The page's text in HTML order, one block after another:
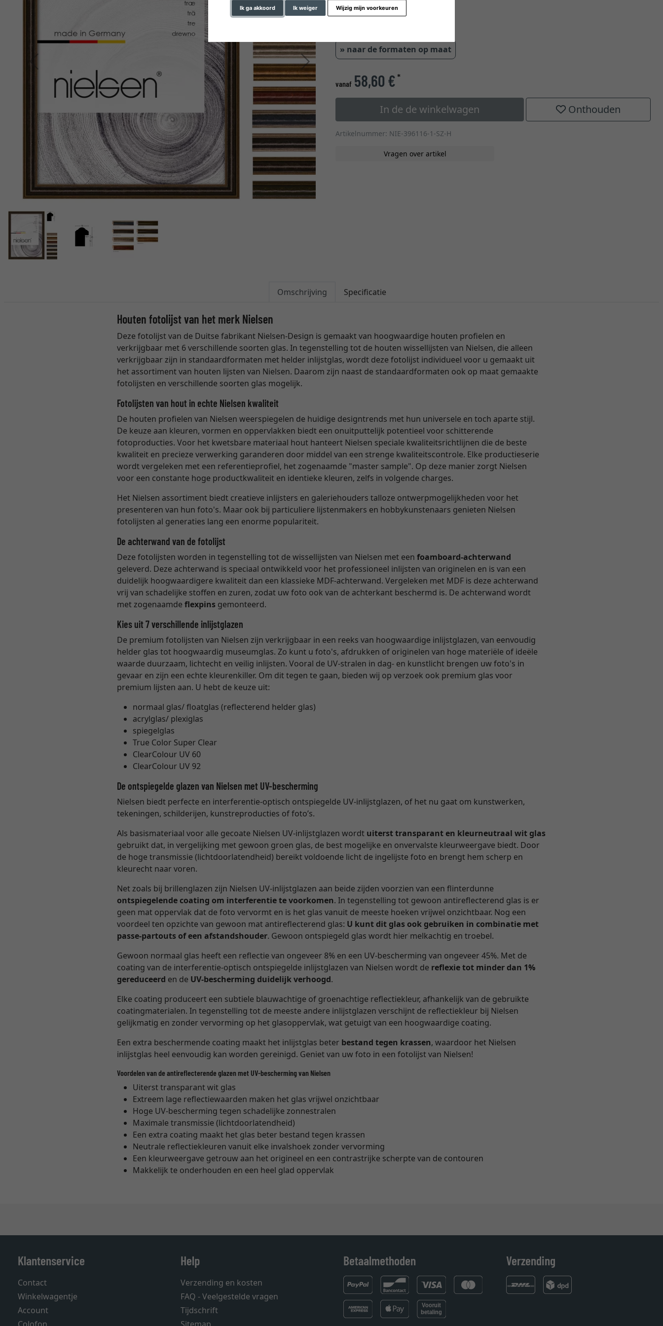
Ik ga akkoord Ik weiger Wijzig mijn voorkeuren
Terug Verder
» naar de formaten op maat
vanaf 58,60 €*
In de de winkelwagen Onthouden
Artikelnummer: NIE-396116-1-SZ-H
Vragen over artikel
Omschrijving Specificatie
Houten fotolijst van het merk Nielsen
Deze fotolijst van de Duitse fabrikant Nielsen-Design is gemaakt van hoogwaardige houten profielen en
verkrijgbaar met 6 verschillende soorten glas. In tegenstelling tot de houten wissellijsten van Nielsen, die alleen
verkrijgbaar zijn in standaardformaten met helder inlijstglas, wordt deze fotolijst individueel voor u gemaakt uit
het assortiment van houten lijsten van Nielsen. Daarom zijn naast de standaardformaten ook op maat gemaakte
fotolijsten en verschillende soorten glas mogelijk.
Fotolijsten van hout in echte Nielsen kwaliteit
De houten profielen van Nielsen weerspiegelen de huidige designtrends met hun universele en toch aparte stijl.
De keuze aan kleuren, vormen en oppervlakken biedt een onuitputtelijk potentieel voor schitterende
fotoproducties. Voor het kwetsbare materiaal hout hanteert Nielsen speciale kwaliteitsrichtlijnen die de beste
kwaliteit en precieze verwerking garanderen door middel van een strenge kwaliteitscontrole. Elke productieserie
wordt vergeleken met een referentieprofiel, het zogenaamde "master sample". Op deze manier zorgt Nielsen
voor een constante hoge productkwaliteit en identieke kleuren, zelfs in volgende charges.
Het Nielsen assortiment biedt creatieve inlijsters en galeriehouders talloze ontwerpmogelijkheden voor het
presenteren van hun foto's. Maar ook bij particuliere lijstenmakers en hobbykunstenaars genieten Nielsen
fotolijsten al generaties lang een enorme populariteit.
De achterwand van de fotolijst
Deze fotolijsten worden in tegenstelling tot de wissellijsten van Nielsen met eenfoamboard-achterwand
geleverd. Deze achterwand is speciaal ontwikkeld voor het professioneel inlijsten van originelen en is van een
duidelijk hoogwaardigere kwaliteit dan een klassieke MDF-achterwand. Vergeleken met MDF is deze achterwand
vrij van schadelijke stoffen en zuren, zodat uw foto ook van de achterkant beschermd is. De achterwand wordt
met zogenaamdeflexpins gemonteerd.
Kies uit 7 verschillende inlijstglazen
De premium fotolijsten van Nielsen zijn verkrijgbaar in een reeks van hoogwaardige inlijstglazen, van eenvoudig
helder glas tot hoogwaardig museumglas. Zo kunt u foto's, afdrukken of originelen van hoge materiële of ideële
waarde duurzaam, lichtecht en veilig inlijsten. Vooral de UV-stralen in dag- en kunstlicht brengen uw foto's in
gevaar en zijn een echte kleurenkiller. Om dit tegen te gaan, bieden wij op verzoek ook premium glas voor
premium lijsten aan. U hebt de keuze uit:
normaal glas/ floatglas (reflecterend helder glas)
acrylglas/ plexiglas
spiegelglas
True Color Super Clear
ClearColour UV 60
ClearColour UV 92
De ontspiegelde glazen van Nielsen met UV-bescherming
Nielsen biedt perfecte en interferentie-optisch ontspiegelde UV-inlijstglazen, of het nu gaat om kunstwerken,
tekeningen, schilderijen, kunstreproducties of foto’s.
Als basismateriaal voor alle gecoate Nielsen UV-inlijstglazen wordt uiterst transparant en kleurneutraal wit glas
gebruikt dat, in vergelijking met gewoon groen glas, de best mogelijke en onvervalste kleurweergave biedt. Door
de hoge transmissie (lichtdoorlatendheid) bereikt voldoende licht de ingelijste foto en brengt hem scherp en
kleurecht naar voren.
Net zoals bij brillenglazen zijn Nielsen UV-inlijstglazen aan beide zijden voorzien van een flinterdunne
ontspiegelende coating om interferentie te voorkomen. In tegenstelling tot gewoon antireflecterend glas is er
geen mat oppervlak dat de foto vervormt en is het glas vanuit de meeste hoeken vrijwel onzichtbaar. Nog een
voordeel ten opzichte van gewoon mat antireflecterend glas: U kunt dit glas ook gebruiken in combinatie met
passe-partouts of een afstandshouder. Gewoon ontspiegeld glas wordt hier melkachtig en troebel.
Gewoon normaal glas heeft een reflectie van ongeveer 8% en een UV-bescherming van ongeveer 45%. Met de
coating van de interferentie-optisch ontspiegelde inlijstglazen van Nielsen wordt de reflexie tot minder dan 1%
gereduceerd en de UV-bescherming duidelijk verhoogd.
Elke coating produceert een subtiele blauwachtige of groenachtige reflectiekleur, afhankelijk van de gebruikte
coatingmaterialen. In tegenstelling tot de meeste andere inlijstglazen verschijnt de reflectiekleur bij Nielsen
gelijkmatig en zonder vervorming op het glasoppervlak, wat getuigt van een hoogwaardige coating.
Een extra beschermende coating maakt het inlijstglas beter bestand tegen krassen, waardoor het Nielsen
inlijstglas heel eenvoudig kan worden gereinigd. Geniet van uw foto in een fotolijst van Nielsen!
Voordelen van de antireflecterende glazen met UV-bescherming van Nielsen
Uiterst transparant wit glas
Extreem lage reflectiewaarden maken het glas vrijwel onzichtbaar
Hoge UV-bescherming tegen schadelijke zonnestralen
Maximale transmissie (lichtdoorlatendheid)
Een extra coating maakt het glas beter bestand tegen krassen
Neutrale reflectiekleuren vanuit elke invalshoek zonder vervorming
Een kleurweergave getrouw aan het origineel en een contrastrijke scherpte van de contouren
Makkelijk te onderhouden en een heel glad oppervlak
Klantenservice
Contact
Winkelwagentje
Account
Help
Verzending en kosten
FAQ - Veelgestelde vragen
Tijdschrift
Betaalmethoden Verzending